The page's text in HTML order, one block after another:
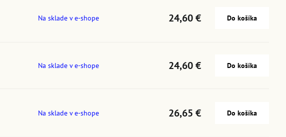
Na sklade v e-shope 24,60 € Do košíka
Na sklade v e-shope 24,60 € Do košíka
Na sklade v e-shope 26,65 € Do košíka